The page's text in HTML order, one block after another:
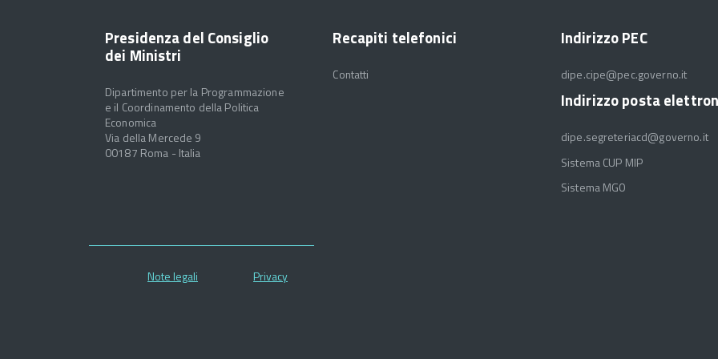
Presidenza del Consiglio
dei Ministri
Dipartimento per la Programmazione
e il Coordinamento della Politica
Economica
Via della Mercede 9
00187 Roma - Italia
Recapiti telefonici
Contatti
Indirizzo PEC
dipe.cipe@pec.governo.it
Indirizzo posta
dipe.segreteriacd@governo.it
Sistema CUP MIP
Sistema MGO
Note legali Privacy